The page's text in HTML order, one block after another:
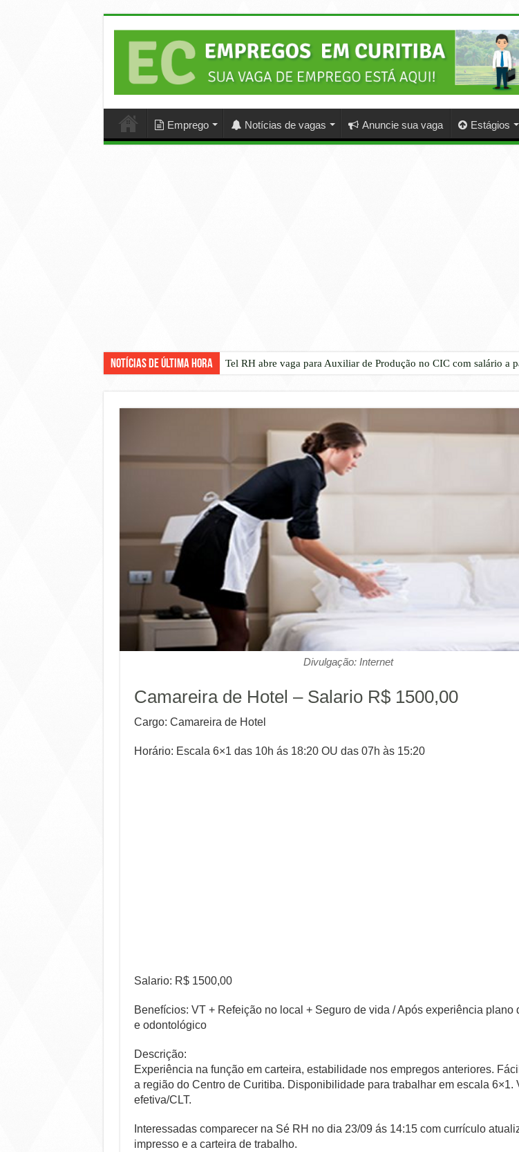
Emprego Notícias de vagas Anuncie sua vaga Estágios
Notícias de Última Hora Tel RH abre vaga para Auxiliar de Produção no CIC com salário a
Divulgação: Internet
Camareira de Hotel – Salario R$ 1500,00
Cargo: Camareira de Hotel
Horário: Escala 6×1 das 10h ás 18:20 OU das 07h às 15:20
Salario: R$ 1500,00
Benefícios: VT + Refeição no local + Seguro de vida / Após experiência plano
e odontológico
Descrição:
Experiência na função em carteira, estabilidade nos empregos anteriores.
a região do Centro de Curitiba. Disponibilidade para trabalhar em escala 6×1.
efetiva/CLT.
Interessadas comparecer na Sé RH no dia 23/09 ás 14:15 com currículo
impresso e a carteira de trabalho.